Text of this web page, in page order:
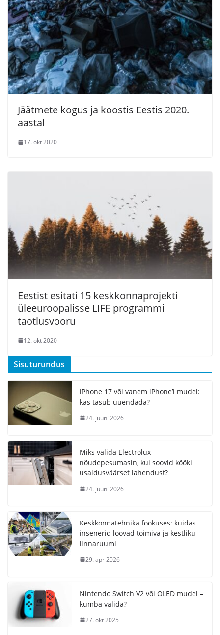
Jäätmete kogus ja koostis Eestis 2020.
aastal
17. okt 2020
Eestist esitati 15 keskkonnaprojekti
üleeuroopalisse LIFE programmi
taotlusvooru
12. okt 2020
Sisuturundus
iPhone 17 või vanem iPhone’i mudel:
kas tasub uuendada?
24. juuni 2026
Miks valida Electrolux
nõudepesumasin, kui soovid kööki
usaldusväärset lahendust?
24. juuni 2026
Keskkonnatehnika fookuses: kuidas
insenerid loovad toimiva ja kestliku
linnaruumi
29. apr 2026
Nintendo Switch V2 või OLED mudel –
kumba valida?
27. okt 2025